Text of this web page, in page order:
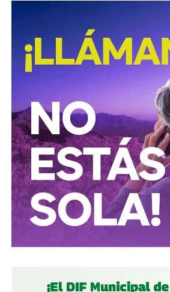
Según la institución, el
centros clandestinos representa un
estructuras logísticas y financieras
ilícito de combustibles, una actividad
millonarias para el Estado y
infraestructura energética nacional.
Las autoridades señalaron que las
continúan para identificar a las
operar estos inmuebles, así como
criminales relacionadas con el
distribución ilegal de combustibles.
También lee:Tangamanga prevé
tras dos su1c1d10s